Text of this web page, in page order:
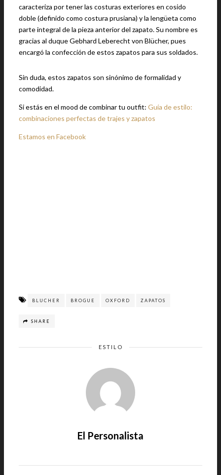
caracteriza por tener las costuras exteriores en cosido
doble (definido como costura prusiana) y la lengüeta como
parte integral de la pieza anterior del zapato. Su nombre es
gracias al duque Gebhard Leberecht von Blücher, pues
encargó la confección de estos zapatos para sus soldados.
Sin duda, estos zapatos son sinónimo de formalidad y
comodidad.
Si estás en el mood de combinar tu outfit: Guía de estilo:
combinaciones perfectas de trajes y zapatos
Estamos en Facebook
BLUCHER BROGUE OXFORD ZAPATOS
SHARE
ESTILO
El Personalista